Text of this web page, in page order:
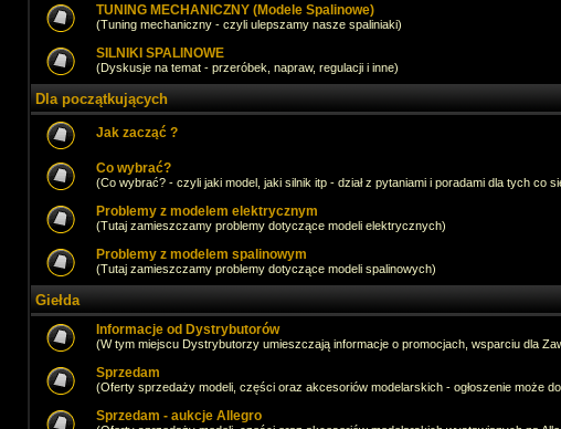
TUNING MECHANICZNY (Modele Spalinowe)
(Tuning mechaniczny - czyli ulepszamy nasze spaliniaki)
SILNIKI SPALINOWE
(Dyskusje na temat - przeróbek, napraw, regulacji i inne)
Dla początkujących
Jak zacząć ?
Co wybrać?
(Co wybrać? - czyli jaki model, jaki silnik itp - dział z pytaniami i poradami dla tych co
Problemy z modelem elektrycznym
(Tutaj zamieszczamy problemy dotyczące modeli elektrycznych)
Problemy z modelem spalinowym
(Tutaj zamieszczamy problemy dotyczące modeli spalinowych)
Giełda
Informacje od Dystrybutorów
(W tym miejscu Dystrybutorzy umieszczają informacje o promocjach, wsparciu dla
Sprzedam
(Oferty sprzedaży modeli, części oraz akcesoriów modelarskich - ogłoszenie może
Sprzedam - aukcje Allegro